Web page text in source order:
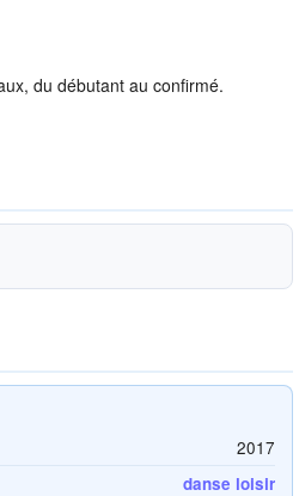
du débutant au confirmé.
2017
danse loisir